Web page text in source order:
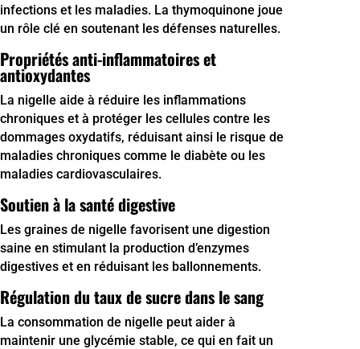
infections et les maladies. La thymoquinone joue
un rôle clé en soutenant les défenses naturelles.
Propriétés anti-inflammatoires et
antioxydantes
La nigelle aide à réduire les inflammations
chroniques et à protéger les cellules contre les
dommages oxydatifs, réduisant ainsi le risque de
maladies chroniques comme le diabète ou les
maladies cardiovasculaires.
Soutien à la santé digestive
Les graines de nigelle favorisent une digestion
saine en stimulant la production d’enzymes
digestives et en réduisant les ballonnements.
Régulation du taux de sucre dans le sang
La consommation de nigelle peut aider à
maintenir une glycémie stable, ce qui en fait un